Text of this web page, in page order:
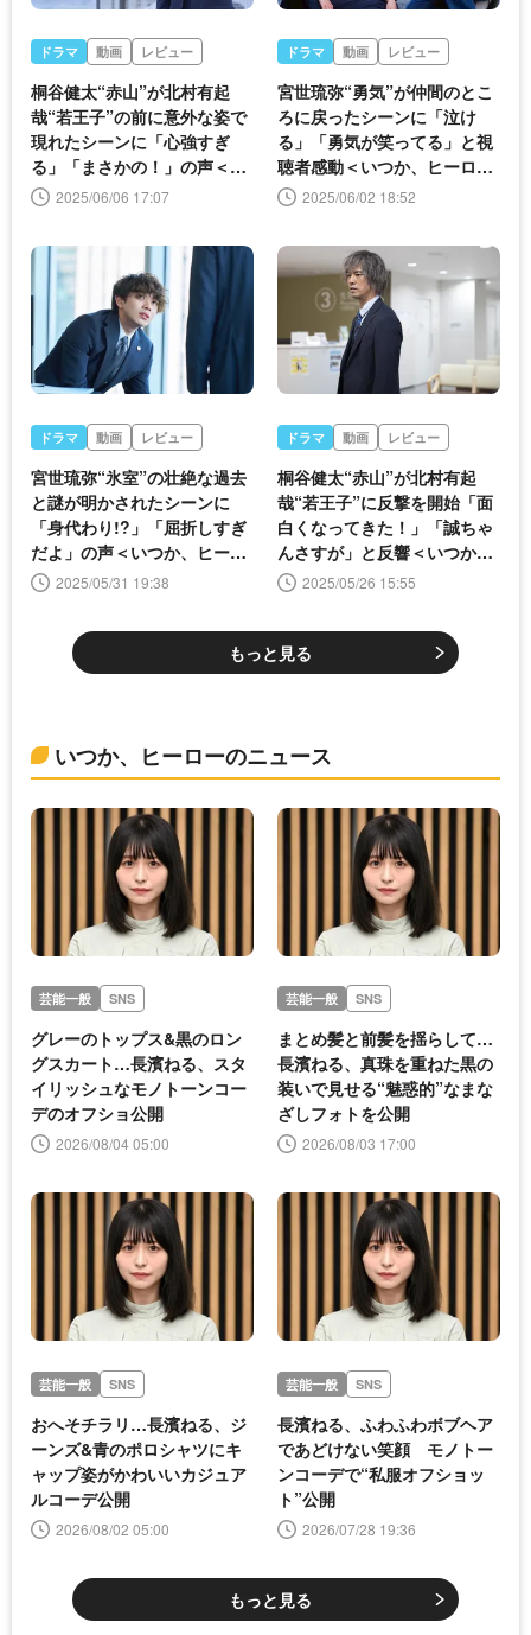
ドラマ 動画 レビュー
桐谷健太“赤山”が北村有起
哉“若王子”の前に意外な姿で
現れたシーンに「心強すぎ
る」「まさかの！」の声＜い
つか、ヒーロー＞
2025/06/06 17:07
ドラマ 動画 レビュー
宮世琉弥“勇気”が仲間のとこ
ろに戻ったシーンに「泣け
る」「勇気が笑ってる」と視
聴者感動＜いつか、ヒーロー
最終回＞
2025/06/02 18:52
ドラマ 動画 レビュー
宮世琉弥“氷室”の壮絶な過去
と謎が明かされたシーンに
「身代わり!?」「屈折しすぎ
だよ」の声＜いつか、ヒーロ
ー＞2025/05/31 19:38
ドラマ 動画 レビュー
桐谷健太“赤山”が北村有起
哉“若王子”に反撃を開始「面
白くなってきた！」「誠ちゃ
んさすが」と反響＜いつか、
ヒーロー＞
2025/05/26 15:55
もっと見る
いつか、ヒーローのニュース
芸能一般 SNS
グレーのトップス&黒のロン
グスカート…長濱ねる、スタ
イリッシュなモノトーンコー
デのオフショ公開
2026/08/04 05:00
芸能一般 SNS
まとめ髪と前髪を揺らして…
長濱ねる、真珠を重ねた黒の
装いで見せる“魅惑的”なまな
ざしフォトを公開
2026/08/03 17:00
芸能一般 SNS
おへそチラリ…長濱ねる、ジ
ーンズ&青のポロシャツにキ
ャップ姿がかわいいカジュア
ルコーデ公開
2026/08/02 05:00
芸能一般 SNS
長濱ねる、ふわふわボブヘア
であどけない笑顔 モノトー
ンコーデで“私服オフショッ
ト”公開
2026/07/28 19:36
もっと見る